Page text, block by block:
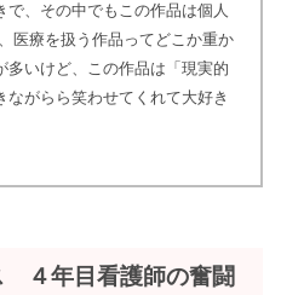
で、その中でもこの作品は個人
医療を扱う作品ってどこか重か
多いけど、この作品は「現実的
ながらら笑わせてくれて大好き
４年目看護師の奮闘